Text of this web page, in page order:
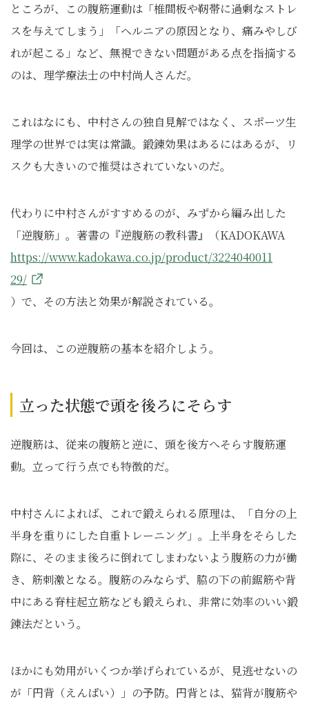
ところが、この腹筋運動は「椎間板や靭帯に過剰なストレ
スを与えてしまう」「ヘルニアの原因となり、痛みやしび
れが起こる」など、無視できない問題がある点を指摘する
のは、理学療法士の中村尚人さんだ。
これはなにも、中村さんの独自見解ではなく、スポーツ生
理学の世界では実は常識。鍛錬効果はあるにはあるが、リ
スクも大きいので推奨はされていないのだ。
代わりに中村さんがすすめるのが、みずから編み出した
「逆腹筋」。著書の『逆腹筋の教科書』（KADOKAWA
https://www.kadokawa.co.jp/product/3224040011
29/
）で、その方法と効果が解説されている。
今回は、この逆腹筋の基本を紹介しよう。
立った状態で頭を後ろにそらす
逆腹筋は、従来の腹筋と逆に、頭を後方へそらす腹筋運
動。立って行う点でも特徴的だ。
中村さんによれば、これで鍛えられる原理は、「自分の上
半身を重りにした自重トレーニング」。上半身をそらした
際に、そのまま後ろに倒れてしまわないよう腹筋の力が働
き、筋刺激となる。腹筋のみならず、脇の下の前鋸筋や背
中にある脊柱起立筋なども鍛えられ、非常に効率のいい鍛
錬法だという。
ほかにも効用がいくつか挙げられているが、見逃せないの
が「円背（えんぱい）」の予防。円背とは、猫背が腹筋や